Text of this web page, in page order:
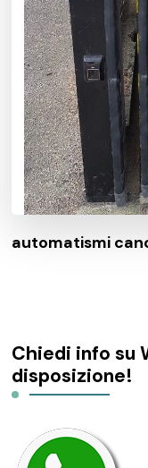
automatismi
Chiedi info su
disposizione!